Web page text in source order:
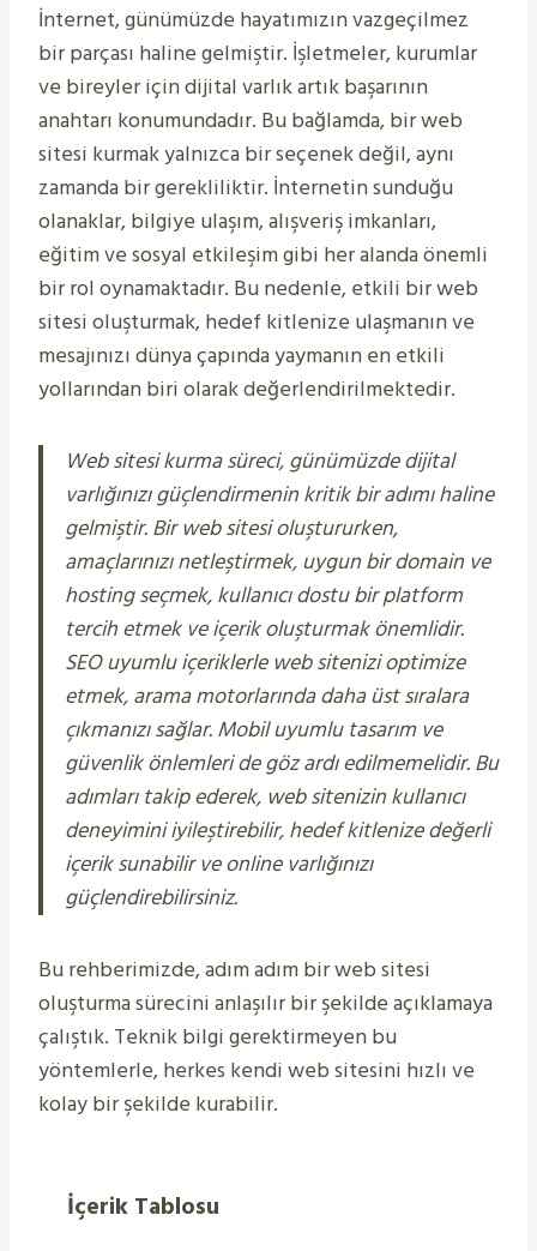
İnternet, günümüzde hayatımızın vazgeçilmez
bir parçası haline gelmiştir. İşletmeler, kurumlar
ve bireyler için dijital varlık artık başarının
anahtarı konumundadır. Bu bağlamda, bir web
sitesi kurmak yalnızca bir seçenek değil, aynı
zamanda bir gerekliliktir. İnternetin sunduğu
olanaklar, bilgiye ulaşım, alışveriş imkanları,
eğitim ve sosyal etkileşim gibi her alanda önemli
bir rol oynamaktadır. Bu nedenle, etkili bir web
sitesi oluşturmak, hedef kitlenize ulaşmanın ve
mesajınızı dünya çapında yaymanın en etkili
yollarından biri olarak değerlendirilmektedir.
Web sitesi kurma süreci, günümüzde dijital
varlığınızı güçlendirmenin kritik bir adımı haline
gelmiştir. Bir web sitesi oluştururken,
amaçlarınızı netleştirmek, uygun bir domain ve
hosting seçmek, kullanıcı dostu bir platform
tercih etmek ve içerik oluşturmak önemlidir.
SEO uyumlu içeriklerle web sitenizi optimize
etmek, arama motorlarında daha üst sıralara
çıkmanızı sağlar. Mobil uyumlu tasarım ve
güvenlik önlemleri de göz ardı edilmemelidir. Bu
adımları takip ederek, web sitenizin kullanıcı
deneyimini iyileştirebilir, hedef kitlenize değerli
içerik sunabilir ve online varlığınızı
güçlendirebilirsiniz.
Bu rehberimizde, adım adım bir web sitesi
oluşturma sürecini anlaşılır bir şekilde açıklamaya
çalıştık. Teknik bilgi gerektirmeyen bu
yöntemlerle, herkes kendi web sitesini hızlı ve
kolay bir şekilde kurabilir.
İçerik Tablosu